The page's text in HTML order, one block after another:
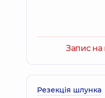
Запис на
Резекція шлунка